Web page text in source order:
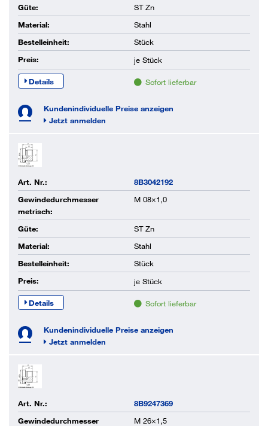
Güte:
ST Zn
Material:
Stahl
Bestelleinheit:
Stück
Preis:
je Stück
Details Sofort lieferbar
Kundenindividuelle Preise anzeigen
Jetzt anmelden
Art. Nr.:
8B3042192
Gewindedurchmesser
metrisch:
M 08×1,0
Güte:
ST Zn
Material:
Stahl
Bestelleinheit:
Stück
Preis:
je Stück
Details Sofort lieferbar
Kundenindividuelle Preise anzeigen
Jetzt anmelden
Art. Nr.:
8B9247369
Gewindedurchmesser
M 26×1,5